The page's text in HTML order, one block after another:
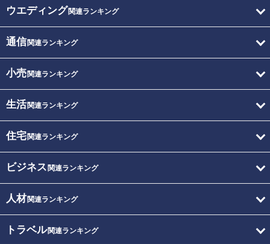
ウエディング関連ランキング
通信関連ランキング
小売関連ランキング
生活関連ランキング
住宅関連ランキング
ビジネス 関連ランキング
人材関連ランキング
トラベル関連ランキング